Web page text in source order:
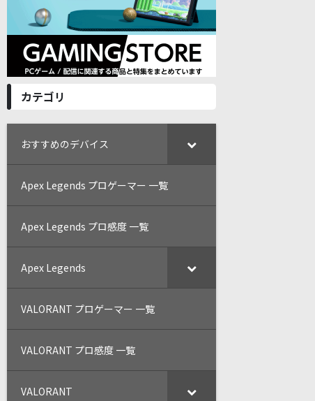
カテゴリ
おすすめのデバイス
Apex Legends プロゲーマー 一覧
Apex Legends プロ感度 一覧
Apex Legends
VALORANT プロゲーマー 一覧
VALORANT プロ感度 一覧
VALORANT